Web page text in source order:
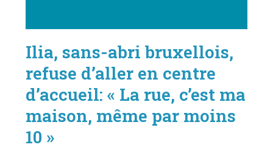
Ilia, sans-abri bruxellois,
refuse d’aller en centre
d’accueil: « La rue, c’est ma
maison, même par moins
10 »